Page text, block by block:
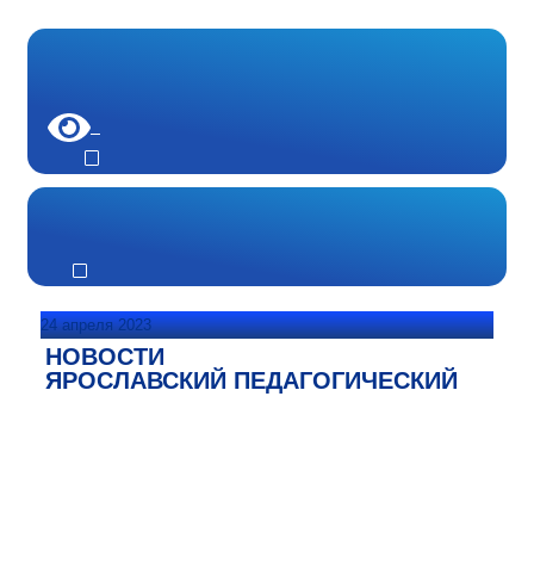
24 апреля 2023
НОВОСТИ
ЯРОСЛАВСКИЙ ПЕДАГОГИЧЕСКИЙ